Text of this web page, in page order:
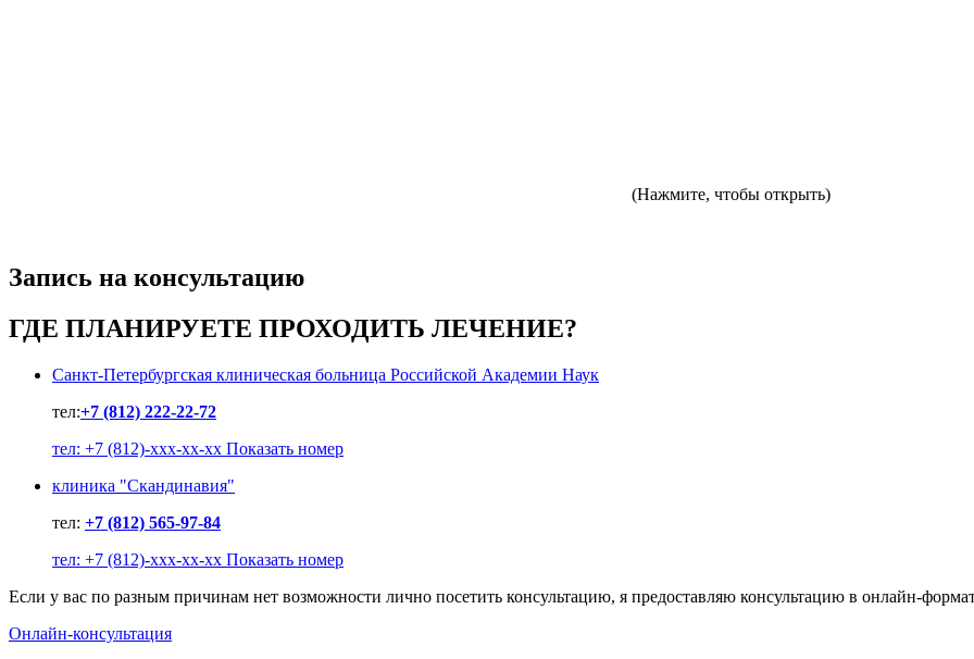
(Нажмите, чтобы открыть)
Запись на консультацию
ГДЕ ПЛАНИРУЕТЕ ПРОХОДИТЬ ЛЕЧЕНИЕ?
Санкт-Петербургская клиническая больница Российской Академии Наук
тел:+7 (812) 222-22-72
тел: +7 (812)-xxx-xx-xx Показать номер
клиника "Скандинавия"
тел: +7 (812) 565-97-84
тел: +7 (812)-xxx-xx-xx Показать номер
Если у вас по разным причинам нет возможности лично посетить консультацию, я предоставляю консультацию в онлайн-
Онлайн-консультация